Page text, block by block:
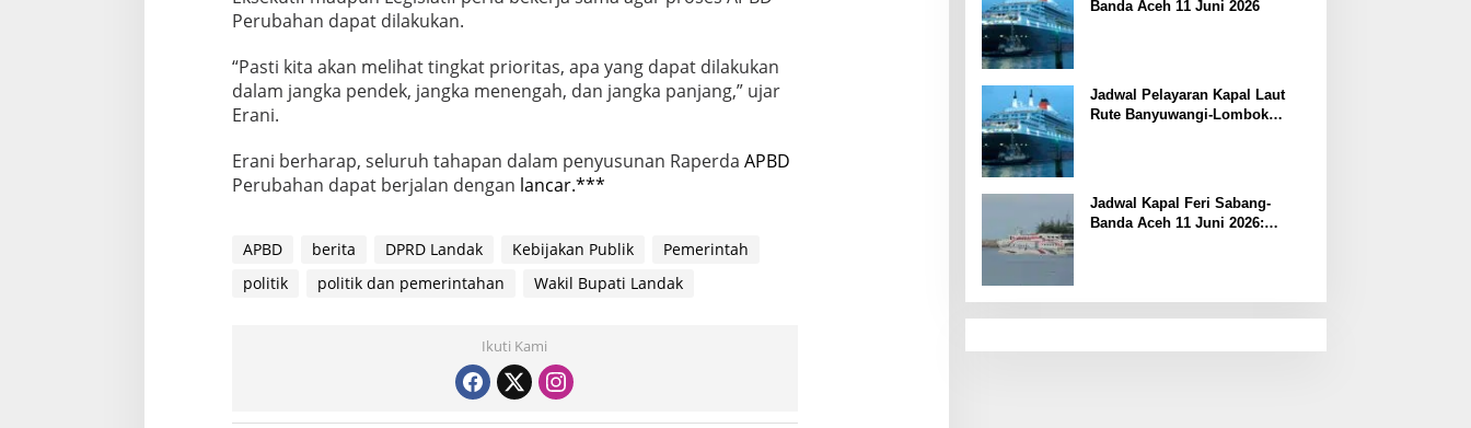
Perubahan dapat dilakukan.
“Pasti kita akan melihat tingkat prioritas, apa yang dapat dilakukan
dalam jangka pendek, jangka menengah, dan jangka panjang,” ujar
Erani.
Erani berharap, seluruh tahapan dalam penyusunan Raperda APBD
Perubahan dapat berjalan dengan lancar.***
APBD berita DPRD Landak Kebijakan Publik
Pemerintah
politik
politik dan pemerintahan Wakil Bupati Landak
Ikuti Kami
Banda Aceh 11 Juni 2026
Jadwal Pelayaran Kapal Laut
Rute Banyuwangi-Lombok
Jadwal Kapal Feri Sabang-
Banda Aceh 11 Juni 2026: